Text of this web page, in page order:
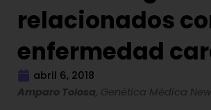
relacionados
enfermedad
abril 6, 2018
Amparo Tolosa, Genética Médica